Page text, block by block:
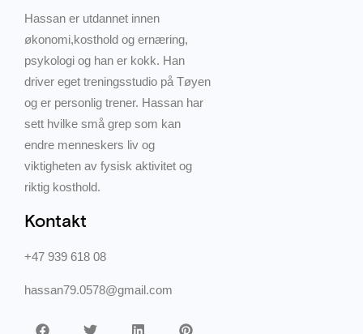
Hassan er utdannet innen
økonomi,kosthold og ernæring,
psykologi og han er kokk. Han
driver eget treningsstudio på Tøyen
og er personlig trener. Hassan har
sett hvilke små grep som kan
endre menneskers liv og
viktigheten av fysisk aktivitet og
riktig kosthold.
Kontakt
+47 939 618 08
hassan79.0578@gmail.com